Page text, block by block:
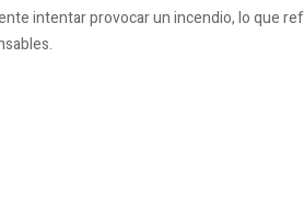
intentar provocar un incendio, lo que